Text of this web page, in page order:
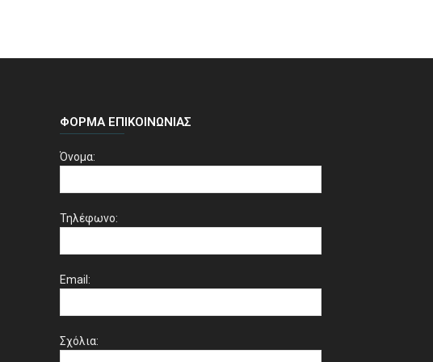
ΦΌΡΜΑ ΕΠΙΚΟΙΝΩΝΊΑΣ
Όνομα:
Τηλέφωνο:
Email:
Σχόλια: